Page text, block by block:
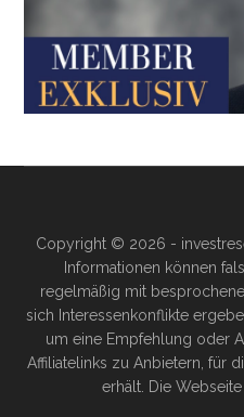
Copyright © 2026 -
Informationen können
regelmäßig mit
sich Interessenkonflikte
um eine Empfehlung oder
Affiliatelinks zu Anbietern, für
erhält. Die